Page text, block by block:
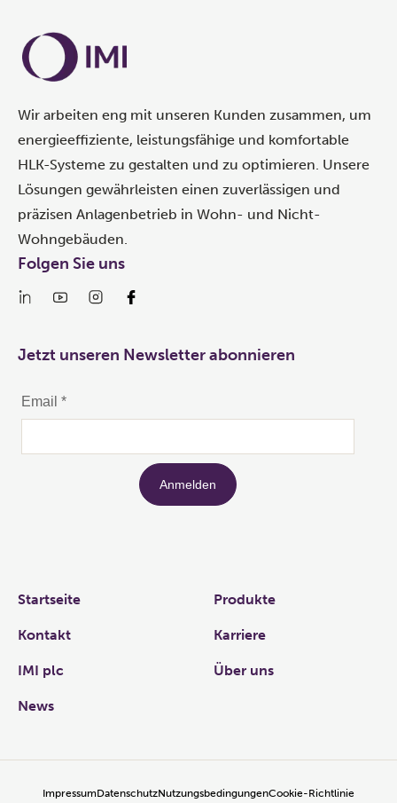
Wir arbeiten eng mit unseren Kunden zusammen, um
energieeffiziente, leistungsfähige und komfortable
HLK-Systeme zu gestalten und zu optimieren. Unsere
Lösungen gewährleisten einen zuverlässigen und
präzisen Anlagenbetrieb in Wohn- und Nicht-
Wohngebäuden.
Links
Startseite Produkte
Kontakt Karriere
IMI plc Über uns
News
Folgen Sie uns
Jetzt unseren Newsletter abonnieren
ImpressumDatenschutzNutzungsbedingungenCookie-Richtlinie